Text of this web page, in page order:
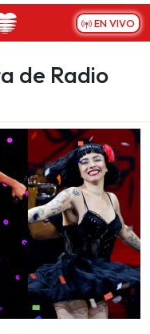
EN VIVO
de Radio